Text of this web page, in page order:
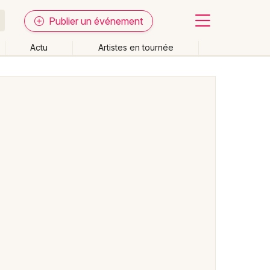
Publier un événement
Actu Artistes en tournée